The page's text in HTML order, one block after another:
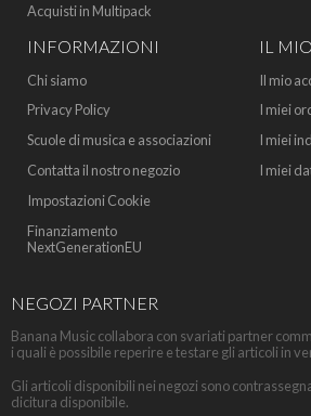
Acquisti in Multipack
INFORMAZIONI
Chi siamo
Privacy Policy
Scuole di musica e associazioni
Contatta il nostro negozio
Impostazioni Cookie
Finanziamento
NextGenerationEU
IL
Il mio
I miei
I miei
I miei
NEGOZI PARTNER
Banana Music collabora con svariati partner
i quali è possibile reperire e testare gli articoli in
Gli articoli disponibili nei negozi sono
dicitura disponibile.